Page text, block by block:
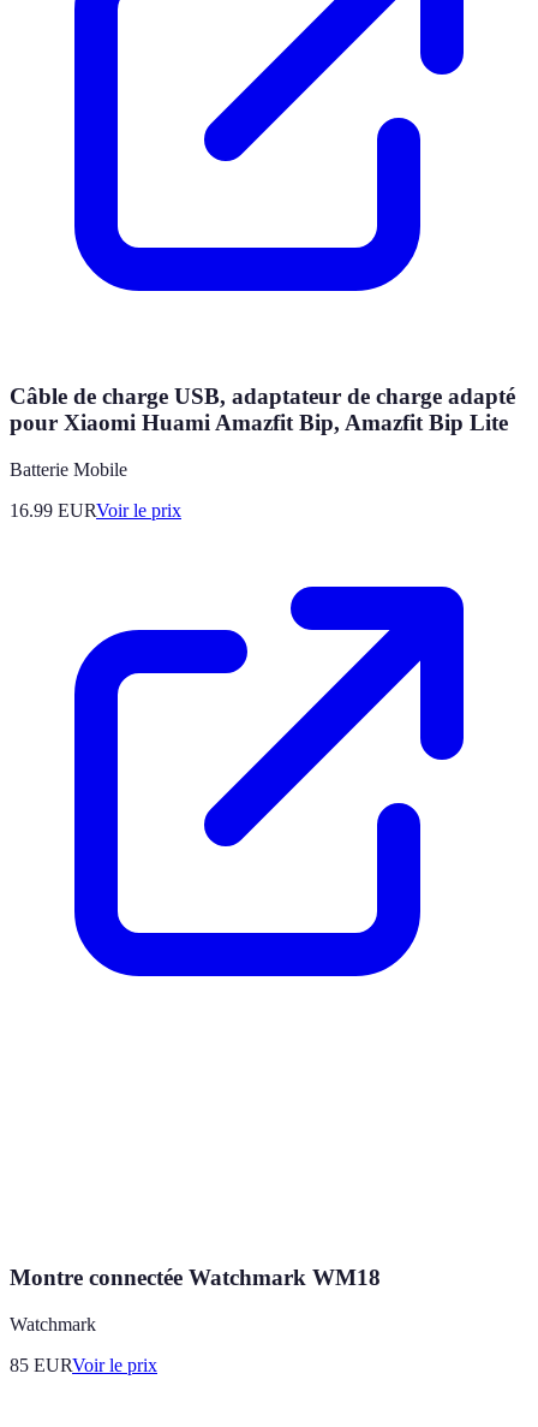
Câble de charge USB, adaptateur de charge adapté
pour Xiaomi Huami Amazfit Bip, Amazfit Bip Lite
Batterie Mobile
16.99 EURVoir le prix
Montre connectée Watchmark WM18
Watchmark
85 EURVoir le prix